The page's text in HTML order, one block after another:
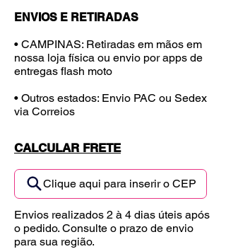
ENVIOS E RETIRADAS
• CAMPINAS: Retiradas em mãos em
nossa loja física ou envio por apps de
entregas flash moto
• Outros estados: Envio PAC ou Sedex
via Correios
CALCULAR FRETE
Clique aqui para inserir o CEP
Envios realizados 2 à 4 dias úteis após
o pedido. Consulte o prazo de envio
para sua região.